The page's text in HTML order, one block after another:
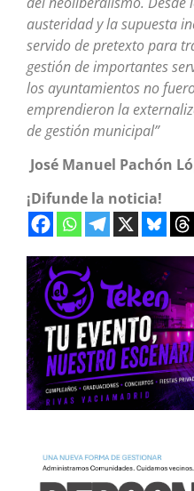
austeridad y la supuesta
servido de pretexto para
gestión de importantes
los ayuntamientos no
emprendieron la
de gestión municipal”
José Manuel Pachón
¡Difunde la noticia!